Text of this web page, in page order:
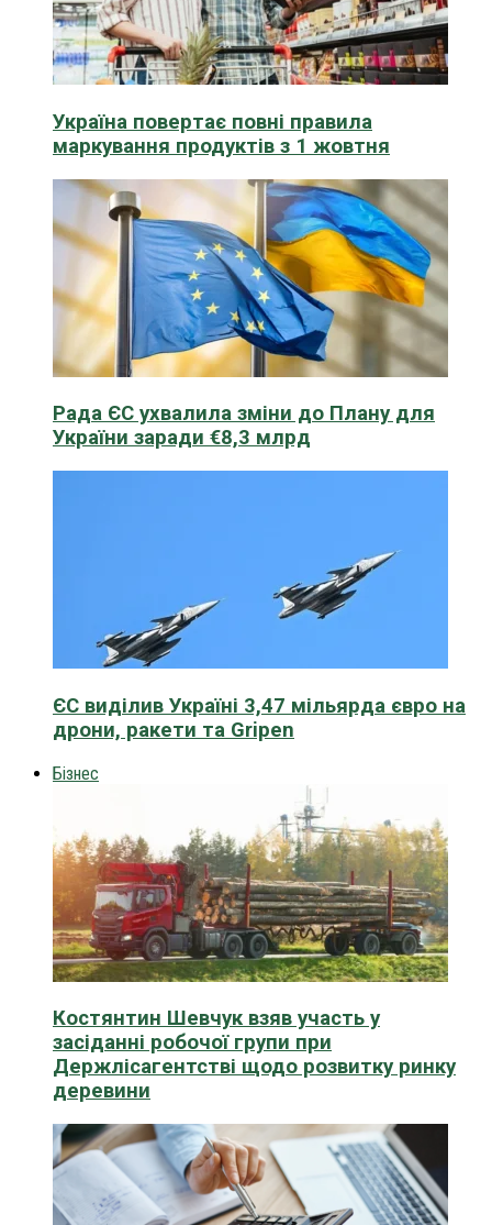
Україна повертає повні правила
маркування продуктів з 1 жовтня
Рада ЄС ухвалила зміни до Плану для
України заради €8,3 млрд
ЄС виділив Україні 3,47 мільярда євро на
дрони, ракети та Gripen
Бізнес
Костянтин Шевчук взяв участь у
засіданні робочої групи при
Держлісагентстві щодо розвитку ринку
деревини